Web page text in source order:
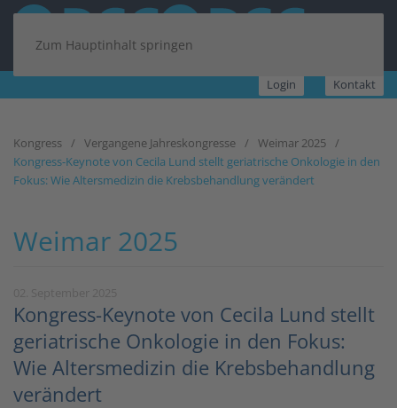
Zum Hauptinhalt springen
Login Kontakt
Kongress Vergangene Jahreskongresse
Weimar 2025
Kongress-Keynote von Cecila Lund stellt geriatrische Onkologie in den
Fokus: Wie Altersmedizin die Krebsbehandlung verändert
Weimar 2025
Kongress-Keynote von Cecila Lund stellt
geriatrische Onkologie in den Fokus:
Wie Altersmedizin die Krebsbehandlung
verändert